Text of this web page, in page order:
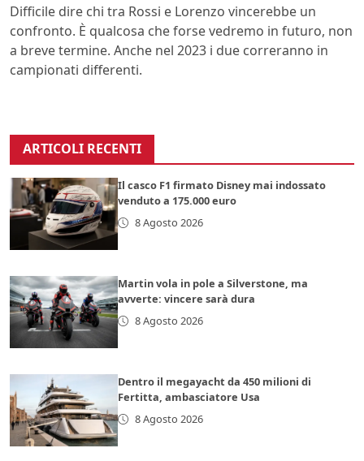
Difficile dire chi tra Rossi e Lorenzo vincerebbe un
confronto. È qualcosa che forse vedremo in futuro, non
a breve termine. Anche nel 2023 i due correranno in
campionati differenti.
ARTICOLI RECENTI
Il casco F1 firmato Disney mai indossato
venduto a 175.000 euro
8 Agosto 2026
Martin vola in pole a Silverstone, ma
avverte: vincere sarà dura
8 Agosto 2026
Dentro il megayacht da 450 milioni di
Fertitta, ambasciatore Usa
8 Agosto 2026